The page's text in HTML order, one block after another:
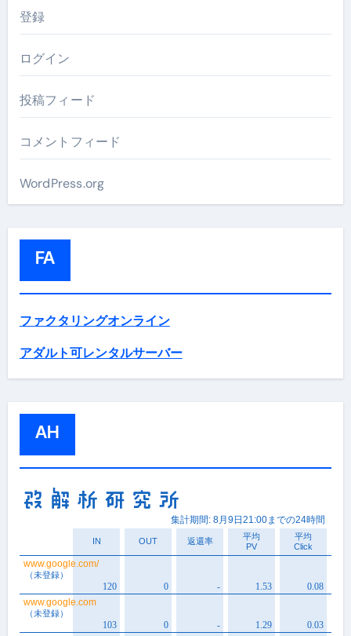
登録
ログイン
投稿フィード
コメントフィード
WordPress.org
FA
ファクタリングオンライン
アダルト可レンタルサーバー
AH